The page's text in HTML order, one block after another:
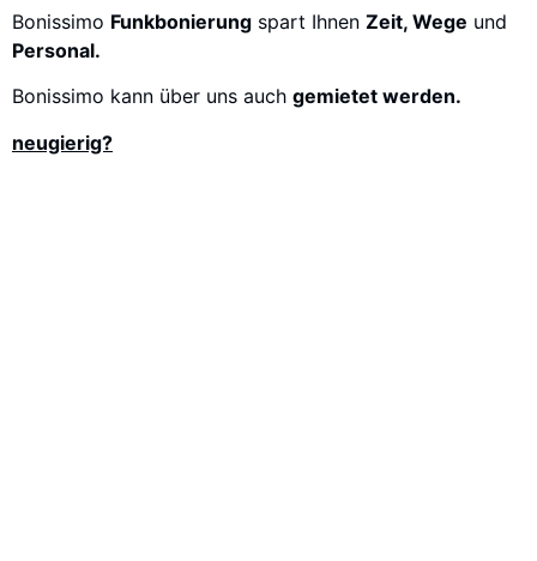
Bonissimo Funkbonierung spart Ihnen Zeit, Wege und
Personal.
Bonissimo kann über uns auch gemietet werden.
neugierig?